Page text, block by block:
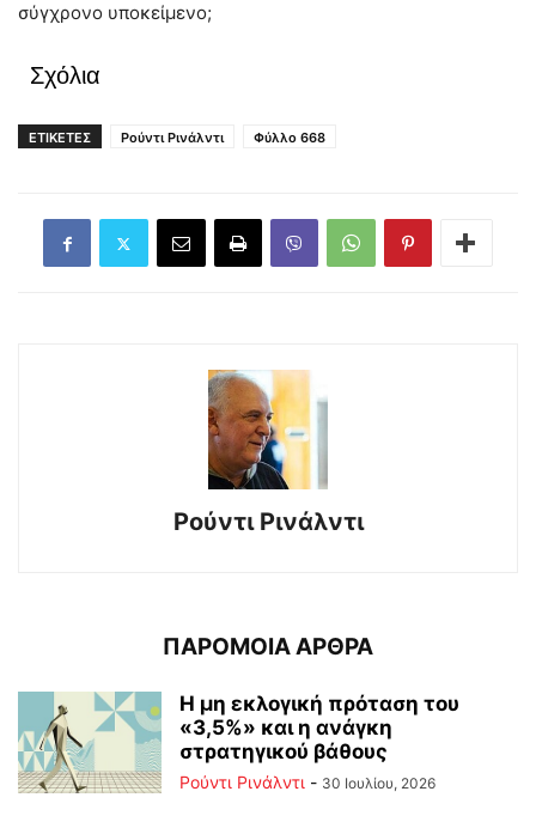
σύγχρονο υποκείμενο;
Σχόλια
ΕΤΙΚΕΤΕΣ Ρούντι Ρινάλντι Φύλλο 668
Ρούντι Ρινάλντι
ΠΑΡΟΜΟΙΑ ΑΡΘΡΑ
Η μη εκλογική πρόταση του
«3,5%» και η ανάγκη
στρατηγικού βάθους
Ρούντι Ρινάλντι - 30 Ιουλίου, 2026